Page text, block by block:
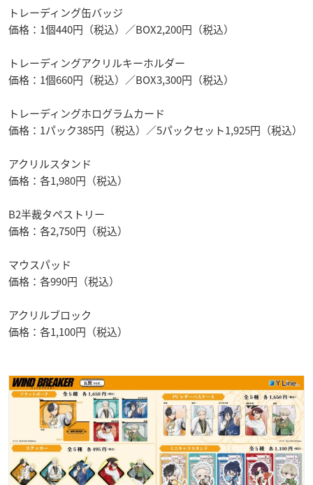
トレーディング缶バッジ
価格：1個440円（税込）／BOX2,200円（税込）
トレーディングアクリルキーホルダー
価格：1個660円（税込）／BOX3,300円（税込）
トレーディングホログラムカード
価格：1パック385円（税込）／5パックセット1,925円（税込）
アクリルスタンド
価格：各1,980円（税込）
B2半裁タペストリー
価格：各2,750円（税込）
マウスパッド
価格：各990円（税込）
アクリルブロック
価格：各1,100円（税込）